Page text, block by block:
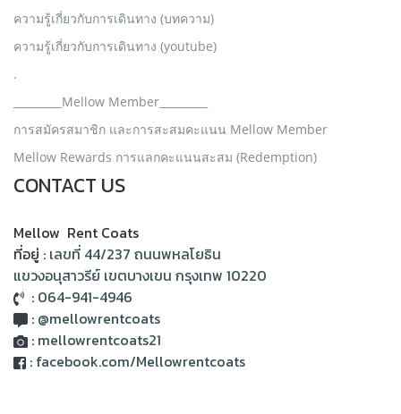
ความรู้เกี่ยวกับการเดินทาง (บทความ)
ความรู้เกี่ยวกับการเดินทาง (youtube)
.
_________Mellow Member_________
การสมัครสมาชิก และการสะสมคะแนน Mellow Member
Mellow Rewards การแลกคะแนนสะสม (Redemption)
CONTACT US
Mellow Rent Coats
ที่อยู่ : เลขที่ 44/237 ถนนพหลโยธิน
แขวงอนุสาวรีย์ เขตบางเขน กรุงเทพ 10220
: 064-941-4946
: @mellowrentcoats
: mellowrentcoats21
: facebook.com/Mellowrentcoats